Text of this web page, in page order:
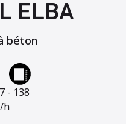
ELBA
béton
- 138
h